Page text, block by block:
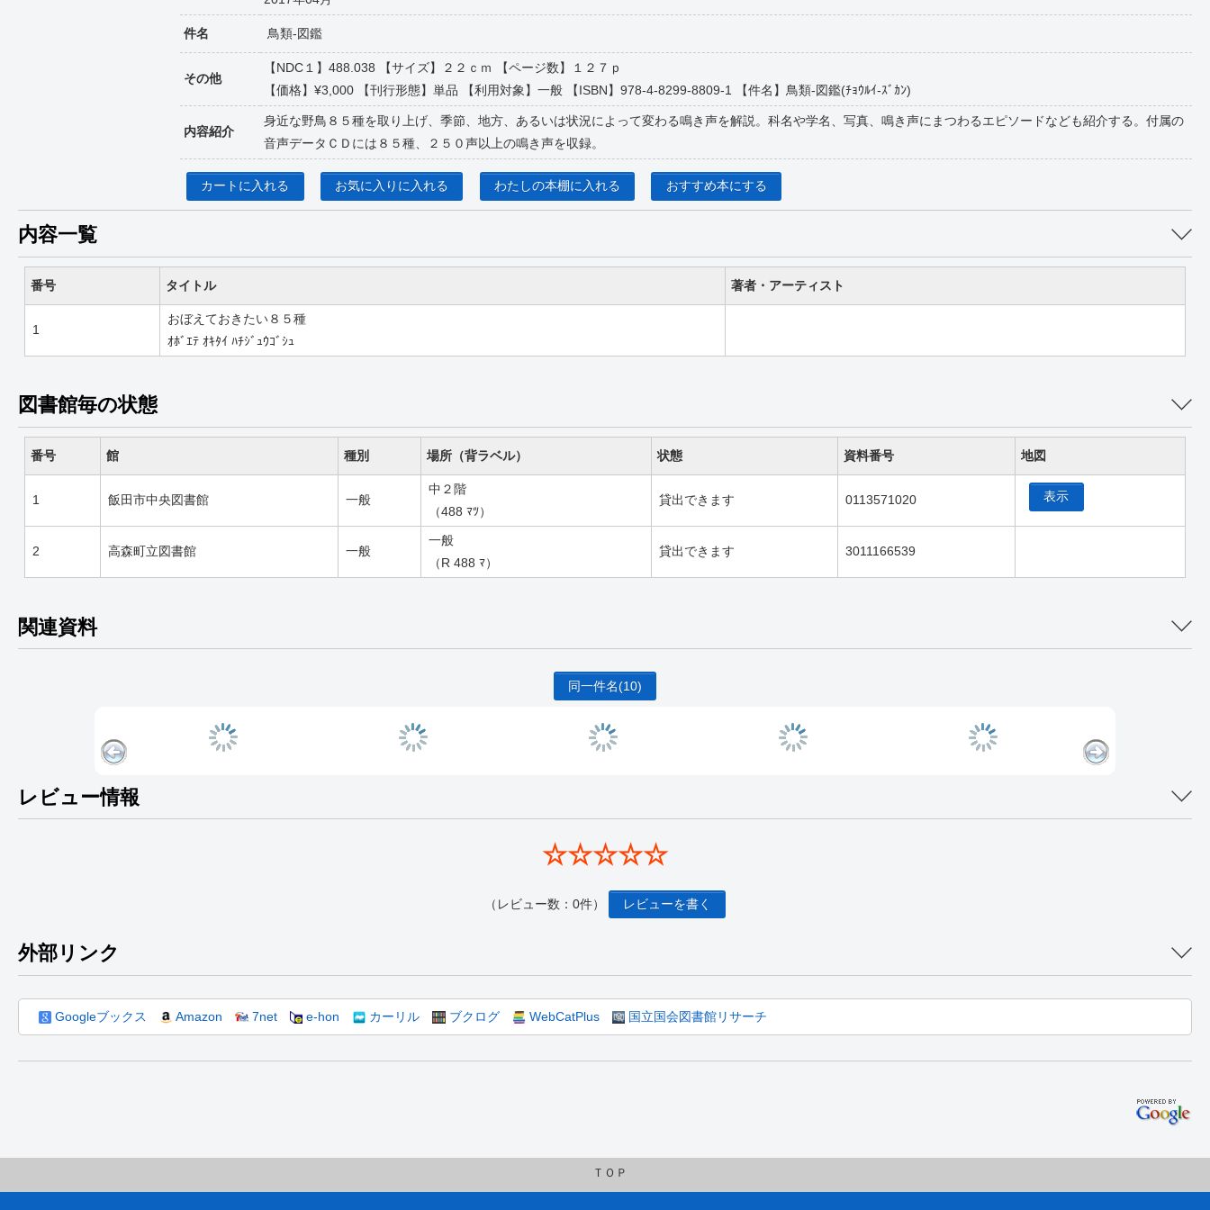
件名 鳥類-図鑑
その他
【NDC１】488.038 【サイズ】２２ｃｍ 【ページ数】１２７ｐ
【価格】¥3,000 【刊行形態】単品 【利用対象】一般 【ISBN】978-4-8299-8809-1 【件名】鳥類-図鑑(ﾁｮｳﾙｲ-ｽﾞｶﾝ)
内容紹介
身近な野鳥８５種を取り上げ、季節、地方、あるいは状況によって変わる鳴き声を解説。科名や学名、写真、鳴き声にまつわるエピソードなども紹介する。付属の
音声データＣＤには８５種、２５０声以上の鳴き声を収録。
カートに入れる お気に入りに入れる わたしの本棚に入れる おすすめ本にする
内容一覧
番号 タイトル 著者・アーティスト
1
おぼえておきたい８５種
ｵﾎﾞｴﾃ ｵｷﾀｲ ﾊﾁｼﾞｭｳｺﾞｼｭ
図書館毎の状態
番号 館 種別 場所（背ラベル） 状態 資料番号 地図
1 飯田市中央図書館 一般
中２階
（488 ﾏﾂ）
貸出できます 0113571020 表示
2 高森町立図書館 一般
一般
（R 488 ﾏ）
貸出できます 3011166539
関連資料
同一件名(10)
レビュー情報
☆☆☆☆☆
（レビュー数：0件） レビューを書く
外部リンク
Googleブックス Amazon 7net e-hon カーリル ブクログ WebCatPlus 国立国会図書館リサーチ
ＴＯＰ